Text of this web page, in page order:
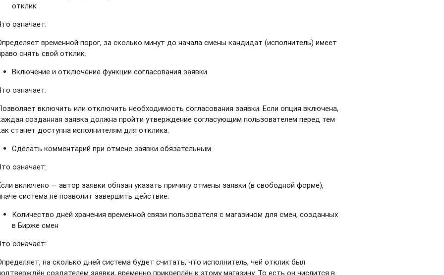
отклик
означает:
временной порог, за сколько минут до начала смены кандидат (исполнитель) имеет
снять свой отклик.
Включение и отключение функции согласования заявки
означает:
включить или отключить необходимость согласования заявки. Если опция включена,
созданная заявка должна пройти утверждение согласующим пользователем перед тем
станет доступна исполнителям для отклика.
Сделать комментарий при отмене заявки обязательным
означает:
включено — автор заявки обязан указать причину отмены заявки (в свободной форме),
система не позволит завершить действие.
Количество дней хранения временной связи пользователя с магазином для смен, созданных
в Бирже смен
означает:
на сколько дней система будет считать, что исполнитель, чей отклик был
создателем заявки, временно прикреплён к этому магазину. То есть он числится в